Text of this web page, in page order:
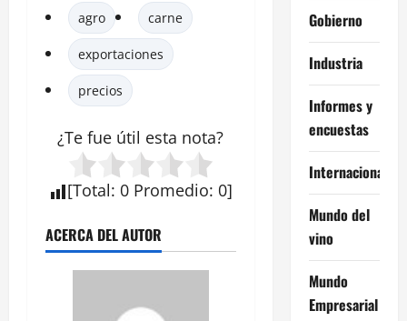
agro carne
exportaciones
precios
¿Te fue útil esta nota?
[Total: 0 Promedio: 0]
ACERCA DEL AUTOR
Gobierno
Industria
Informes y
encuestas
Internacional
Mundo del
vino
Mundo
Empresarial